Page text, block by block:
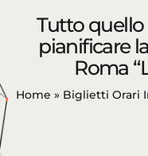
Tutto quello
pianificare
Roma
Home » Biglietti Orari